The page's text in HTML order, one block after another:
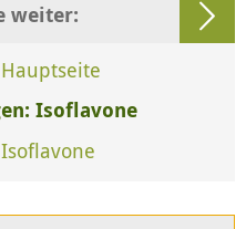
weiter:
Isoflavone